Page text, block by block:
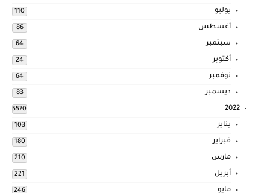
يوليو 110
أغسطس 86
سبتمبر 64
أكتوبر 24
نوفمبر 64
ديسمبر 83
2022
5570
يناير 103
فبراير 180
مارس 210
أبريل 221
مايو 246